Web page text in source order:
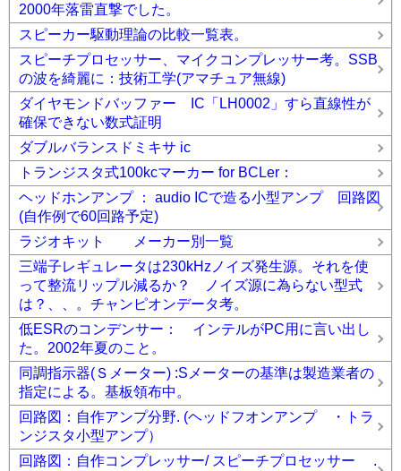
2000年落雷直撃でした。
スピーカー駆動理論の比較一覧表。
スピーチプロセッサー、マイクコンプレッサー考。SSB
の波を綺麗に：技術工学(アマチュア無線)
ダイヤモンドバッファー IC「LH0002」すら直線性が
確保できない数式証明
ダブルバランスドミキサ ic
トランジスタ式100kcマーカー for BCLer：
ヘッドホンアンプ ： audio ICで造る小型アンプ 回路図
(自作例で60回路予定)
ラジオキット メーカー別一覧
三端子レギュレータは230kHzノイズ発生源。それを使
って整流リップル減るか？ ノイズ源に為らない型式
は？、、。チャンピオンデータ考。
低ESRのコンデンサー： インテルがPC用に言い出し
た。2002年夏のこと。
同調指示器(Ｓメーター) :Sメーターの基準は製造業者の
指定による。基板領布中。
回路図：自作アンプ分野. (ヘッドフオンアンプ ・トラ
ンジスタ小型アンプ）
回路図：自作コンプレッサー/ スピーチプロセッサー .